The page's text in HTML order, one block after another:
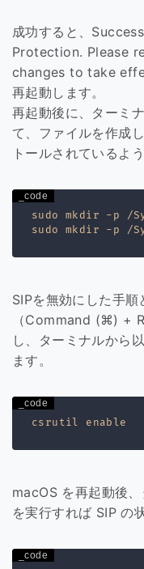
成功すると、
Protection. Please
changes to take
再起動します。
再起動後に、ターミ
て、ファイルを作成
トールされているよ
sudo mkdir -p /
SIPを無効にした手
（Command (⌘) +
し、ターミナルから
ます。
macOS を再起動後
を実行すれば SIP の